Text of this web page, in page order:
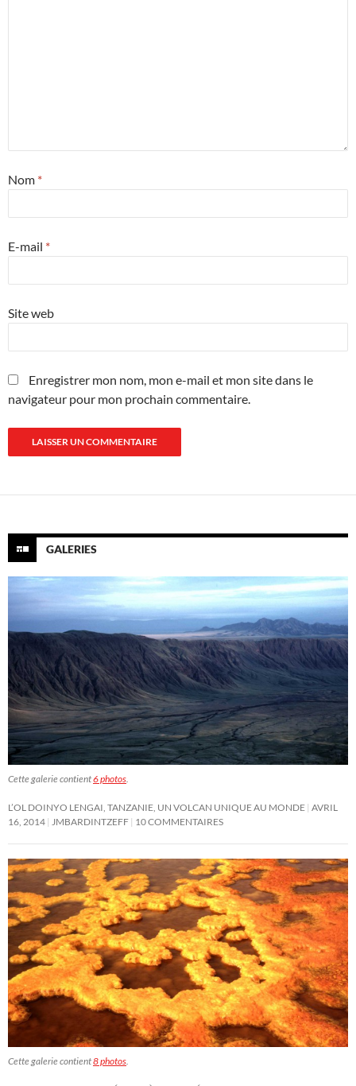
Nom *
E-mail *
Site web
Enregistrer mon nom, mon e-mail et mon site dans le
navigateur pour mon prochain commentaire.
GALERIES
Cette galerie contient6 photos.
L’OL DOINYO LENGAI, TANZANIE, UN VOLCAN UNIQUE AU MONDE AVRIL
16, 2014 JMBARDINTZEFF 10 COMMENTAIRES
Cette galerie contient8 photos.